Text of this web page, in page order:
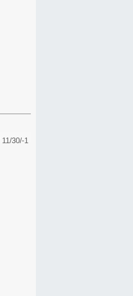
11/30/-1